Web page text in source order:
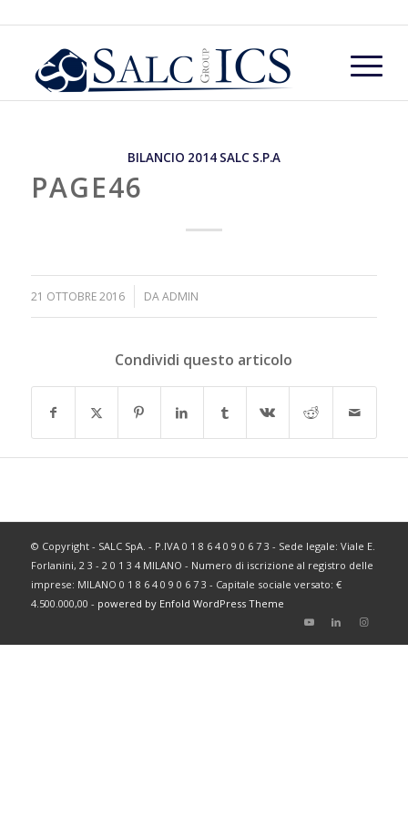
BILANCIO 2014 SALC S.P.A
PAGE46
21 OTTOBRE 2016 DAADMIN
Condividi questo articolo
© Copyright - SALC SpA. - P.IVA 0 1 8 6 4 0 9 0 6 7 3 - Sede legale: Viale E.
Forlanini, 2 3 - 2 0 1 3 4 MILANO - Numero di iscrizione al registro delle
imprese: MILANO 0 1 8 6 4 0 9 0 6 7 3 - Capitale sociale versato: €
4.500.000,00 - powered by Enfold WordPress Theme